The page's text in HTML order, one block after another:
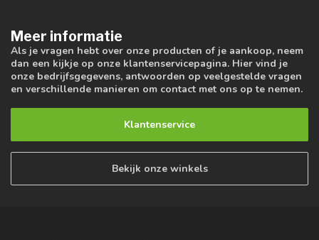
Meer informatie
Als je vragen hebt over onze producten of je aankoop, neem
dan een kijkje op onze klantenservicepagina. Hier vind je
onze bedrijfsgegevens, antwoorden op veelgestelde vragen
en verschillende manieren om contact met ons op te nemen.
Klantenservice
Bekijk onze winkels